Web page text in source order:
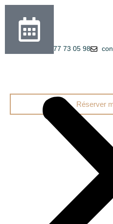
+33 9 77 73 05 98
Réserver